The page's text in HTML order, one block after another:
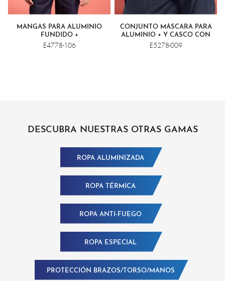
MANGAS PARA ALUMINIO
FUNDIDO +
E4778-106
CONJUNTO MÁSCARA PARA
ALUMINIO + Y CASCO CON
VISERA DORADA
E5278-009
DESCUBRA NUESTRAS OTRAS GAMAS
ROPA ALUMINIZADA
ROPA TÉRMICA
ROPA ANTI-FUEGO
ROPA ESPECIAL
PROTECCIÓN BRAZOS/TORSO/MANOS